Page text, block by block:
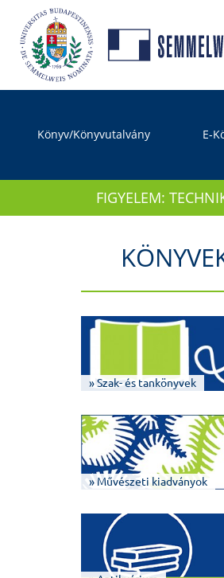
Könyv/Könyvutalvány E-
FIGYELEM:
» Szak- és tankönyvek
» Művészeti kiadványok